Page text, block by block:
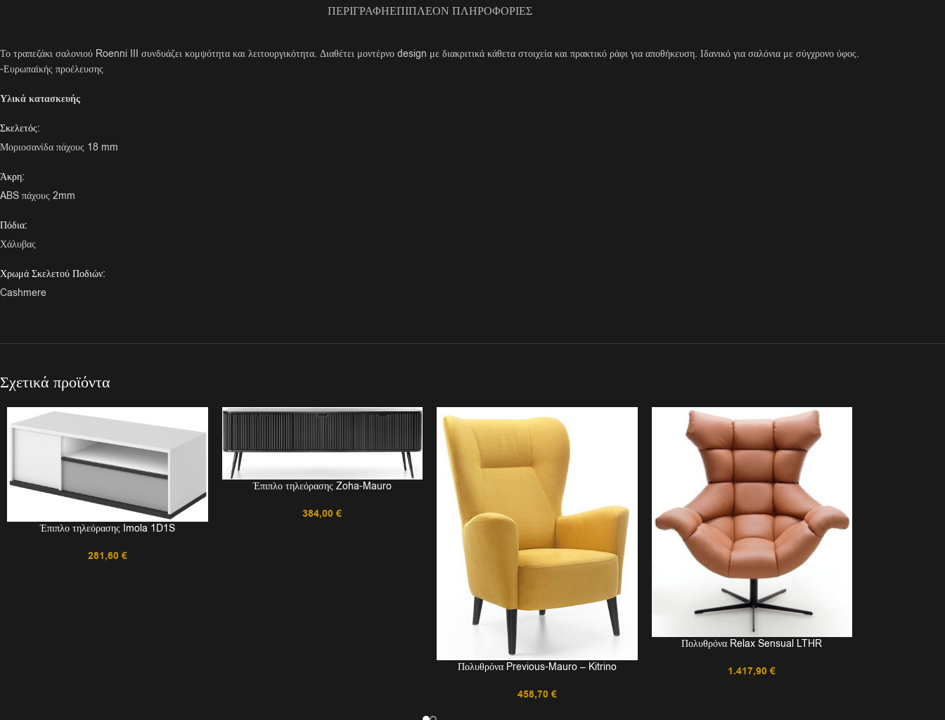
ΠΕΡΙΓΡΑΦΉΕΠΙΠΛΈΟΝ ΠΛΗΡΟΦΟΡΊΕΣ
Το τραπεζάκι σαλονιού Roenni III συνδυάζει κομψότητα και λειτουργικότητα. Διαθέτει μοντέρνο design με διακριτικά κάθετα στοιχεία και πρακτικό ράφι για αποθήκευση. Ιδανικό για σαλόνια με σύγχρονο ύφος.
-Ευρωπαϊκής προέλευσης
Υλικά κατασκευής
Σκελετός:
Μοριοσανίδα πάχους 18 mm
Άκρη:
ABS πάχους 2mm
Πόδια:
Χάλυβας
Χρωμά Σκελετού Ποδιών:
Cashmere
Σχετικά προϊόντα
Έπιπλο τηλεόρασης Imola 1D1S
281,60 €
Έπιπλο τηλεόρασης Zoha-Mauro
384,00€
Πολυθρόνα Previous-Mauro – Kitrino
458,70 €
Πολυθρόνα Relax Sensual LTHR
1.417,90€